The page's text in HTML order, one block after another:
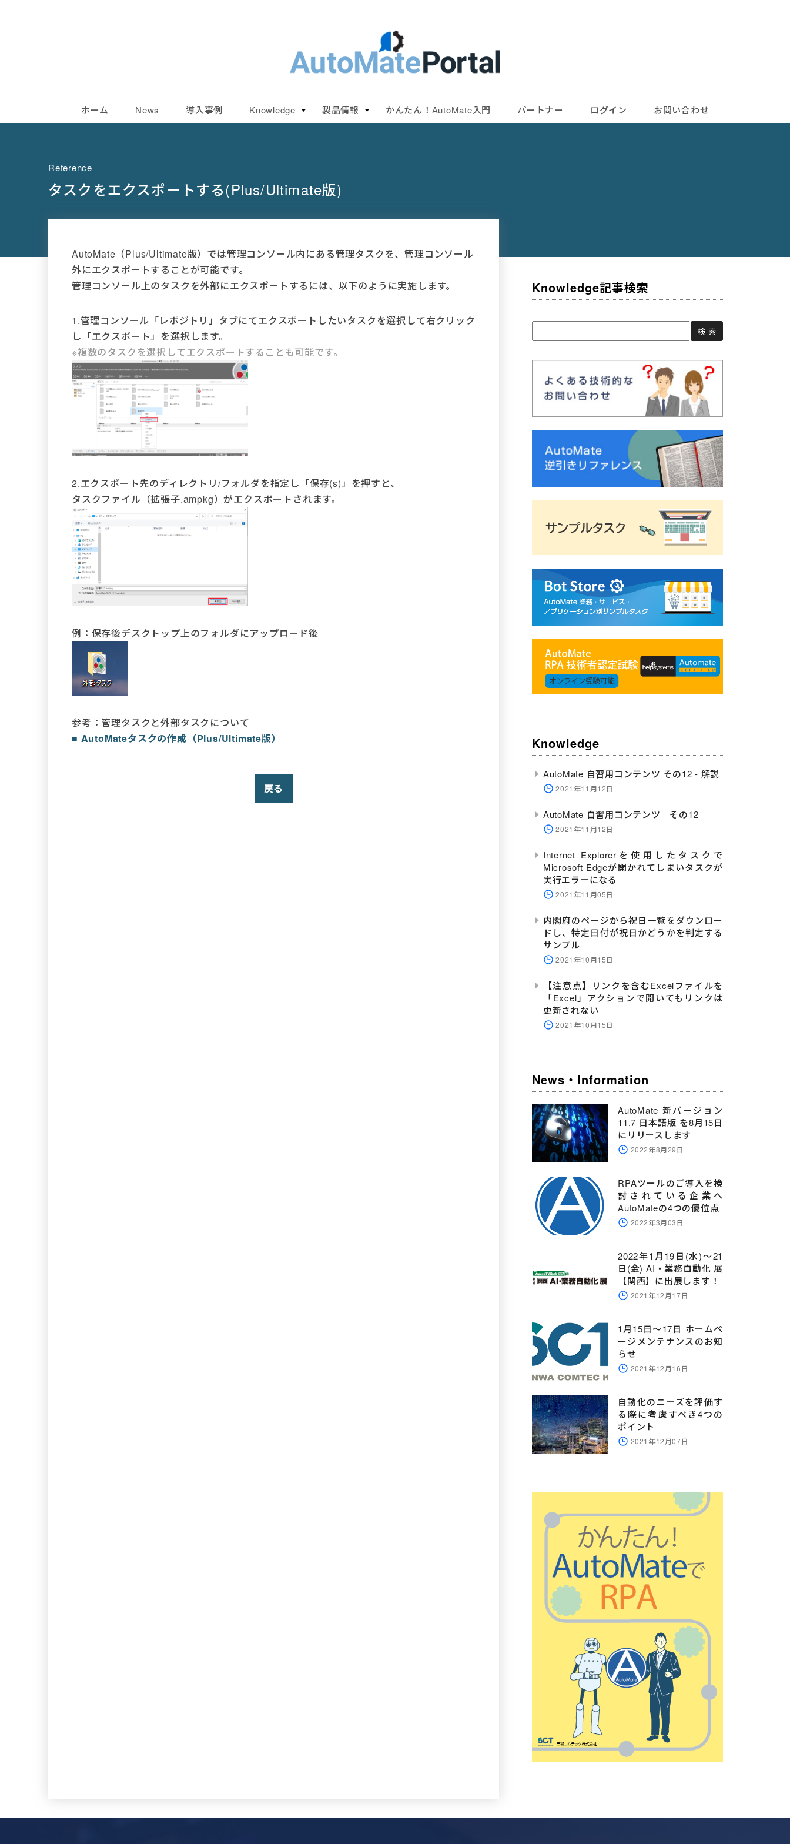
ホーム News 導入事例 Knowledge 製品情報 かんたん！AutoMate入門 パートナー ログイン お問い合わせ
Reference
タスクをエクスポートする(Plus/Ultimate版)
AutoMate（Plus/Ultimate版）では管理コンソール内にある管理タスクを、管理コンソール
外にエクスポートすることが可能です。
管理コンソール上のタスクを外部にエクスポートするには、以下のように実施します。
1.管理コンソール「レポジトリ」タブにてエクスポートしたいタスクを選択して右クリック
し「エクスポート」を選択します。
※複数のタスクを選択してエクスポートすることも可能です。
2.エクスポート先のディレクトリ/フォルダを指定し「保存(s)」を押すと、
タスクファイル（拡張子.ampkg）がエクスポートされます。
例：保存後デスクトップ上のフォルダにアップロード後
参考：管理タスクと外部タスクについて
■ AutoMateタスクの作成（Plus/Ultimate版）
戻る
Knowledge記事検索
Knowledge
AutoMate 自習用コンテンツ その12 - 解説
2021年11月12日
AutoMate 自習用コンテンツ その12
2021年11月12日
Internet Explorerを使用したタスクで
Microsoft Edgeが開かれてしまいタスクが
実行エラーになる
2021年11月05日
内閣府のページから祝日一覧をダウンロー
ドし、特定日付が祝日かどうかを判定する
サンプル
2021年10月15日
【注意点】リンクを含むExcelファイルを
「Excel」アクションで開いてもリンクは
更新されない
2021年10月15日
News・Information
AutoMate 新バージョン
11.7 日本語版 を8月15日
にリリースします
2022年8月29日
RPAツールのご導入を検
討されている企業へ
AutoMateの4つの優位点
2022年3月03日
2022年1月19日(水)～21
日(金) AI・業務自動化 展
【関西】に出展します！
2021年12月17日
1月15日～17日 ホームペ
ージメンテナンスのお知
らせ
2021年12月16日
自動化のニーズを評価す
る際に考慮すべき4つの
ポイント
2021年12月07日